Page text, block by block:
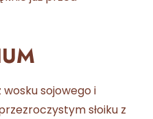
sojowego i
słoiku z